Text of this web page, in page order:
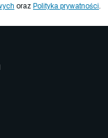
oraz Polityka prywatności